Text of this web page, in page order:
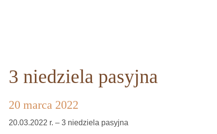
3 niedziela pasyjna
20 marca 2022
20.03.2022 r. – 3 niedziela pasyjna